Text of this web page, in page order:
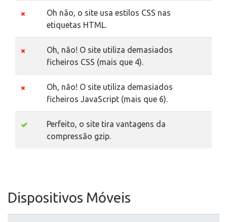
Oh não, o site usa estilos CSS nas
etiquetas HTML.
Oh, não! O site utiliza demasiados
ficheiros CSS (mais que 4).
Oh, não! O site utiliza demasiados
ficheiros JavaScript (mais que 6).
Perfeito, o site tira vantagens da
compressão gzip.
Dispositivos Móveis